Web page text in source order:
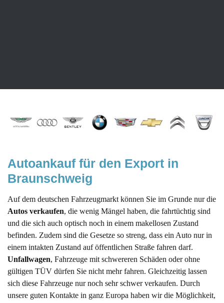
Autoankauf für den Export in
Braunschweig
Auf dem deutschen Fahrzeugmarkt können Sie im Grunde nur die
Autos verkaufen, die wenig Mängel haben, die fahrtüchtig sind
und die sich auch optisch noch in einem makellosen Zustand
befinden. Zudem sind die Gesetze so streng, dass ein Auto nur in
einem intakten Zustand auf öffentlichen Straße fahren darf.
Unfallwagen, Fahrzeuge mit schwereren Schäden oder ohne
gültigen TÜV dürfen Sie nicht mehr fahren. Gleichzeitig lassen
sich diese Fahrzeuge nur noch sehr schwer verkaufen. Durch
unsere guten Kontakte in ganz Europa haben wir die Möglichkeit,